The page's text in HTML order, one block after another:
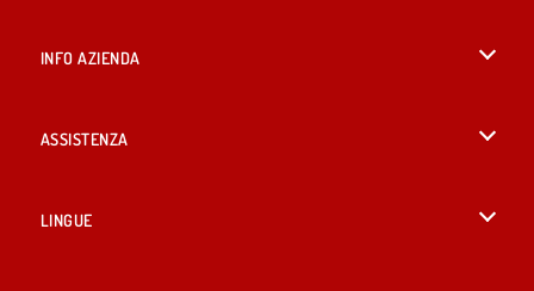
INFO AZIENDA
ASSISTENZA
LINGUE